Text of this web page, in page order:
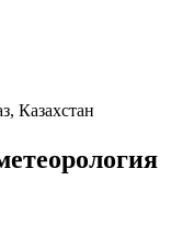
Казахстан